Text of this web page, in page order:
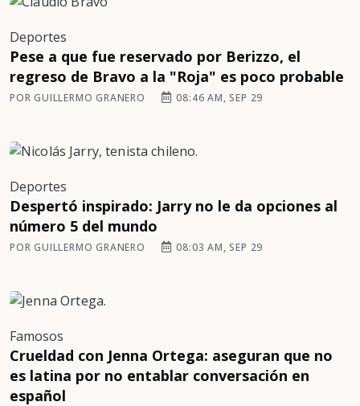
Deportes
Pese a que fue reservado por Berizzo, el
regreso de Bravo a la "Roja" es poco probable
POR GUILLERMO GRANERO 08:46 AM, SEP 29
Deportes
Despertó inspirado: Jarry no le da opciones al
número 5 del mundo
POR GUILLERMO GRANERO 08:03 AM, SEP 29
Famosos
Crueldad con Jenna Ortega: aseguran que no
es latina por no entablar conversación en
español